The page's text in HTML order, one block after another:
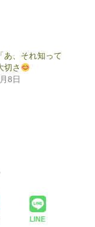
あ、それ知って
切さ
8日
LINE